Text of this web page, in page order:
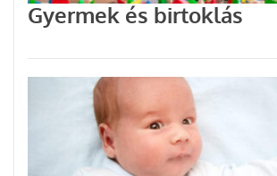
Gyermek és birtoklás